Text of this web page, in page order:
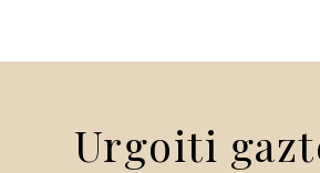
Urgoiti